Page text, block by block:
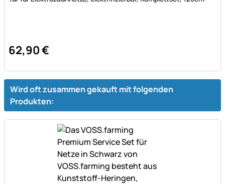
62,90€
Wird oft zusammen gekauft mit folgenden
Produkten: